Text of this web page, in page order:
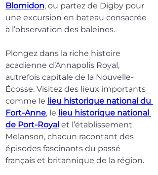
Blomidon, ou partez de Digby pour
une excursion en bateau consacrée
à l’observation des baleines.
Plongez dans la riche histoire
acadienne d’Annapolis Royal,
autrefois capitale de la Nouvelle-
Écosse. Visitez des lieux importants
comme le lieu historique national du
Fort-Anne, le lieu historique national
de Port-Royal et l’établissement
Melanson, chacun racontant des
épisodes fascinants du passé
français et britannique de la région.